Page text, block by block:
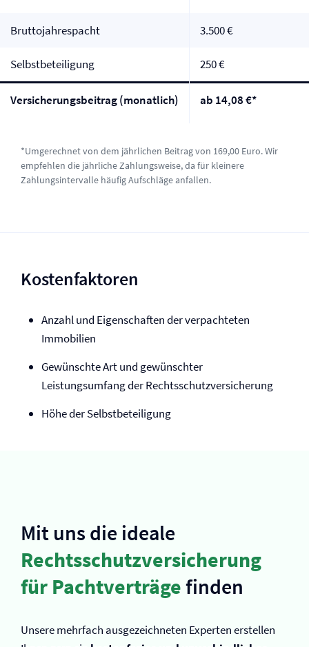
Bruttojahrespacht 3.500 €
Selbst­beteiligung 250 €
Versicherungsbeitrag (monatlich) ab 14,08 €*
*Umgerechnet von dem jährlichen Beitrag von 169,00 Euro. Wir
empfehlen die jährliche Zahlungsweise, da für kleinere
Zahlungsintervalle häufig Aufschläge anfallen.
Kostenfaktoren
Anzahl und Eigenschaften der verpachteten
Immobilien
Gewünschte Art und gewünschter
Leistungsumfang der Rechtsschutz­versicherung
Höhe der Selbst­beteiligung
Mit uns die ideale
Rechtsschutz­versicherung
für Pachtverträgefinden
Unsere mehrfach ausgezeichneten Experten erstellen